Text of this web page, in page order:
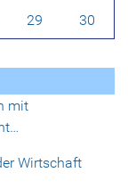
29 30
mit
Wirtschaft